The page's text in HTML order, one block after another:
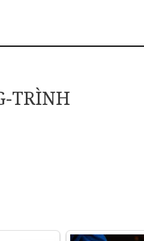
TRÌNH